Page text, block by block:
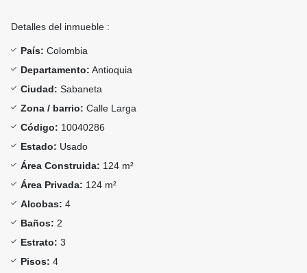
Detalles del inmueble :
País: Colombia
Departamento: Antioquia
Ciudad: Sabaneta
Zona / barrio: Calle Larga
Código: 10040286
Estado: Usado
Área Construida: 124 m²
Área Privada: 124 m²
Alcobas: 4
Baños: 2
Estrato: 3
Pisos: 4